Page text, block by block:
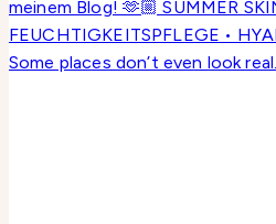
Some places don’t even look